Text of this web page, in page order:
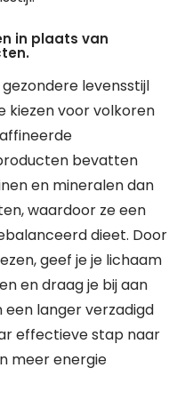
in plaats van
levensstijl
kiezen voor volkoren
bevatten
en mineralen dan
waardoor ze een
dieet. Door
geef je je lichaam
en draag je bij aan
langer verzadigd
effectieve stap naar
meer energie